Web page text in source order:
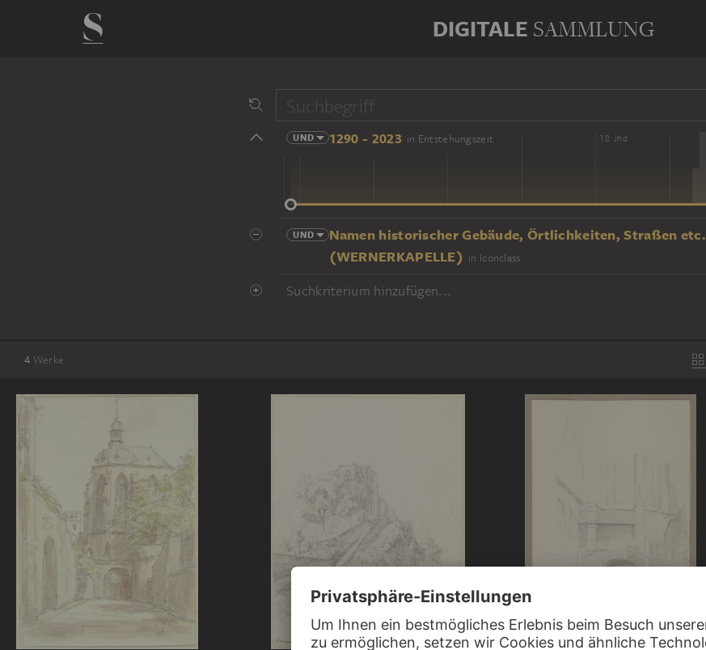
DIGITALE SAMMLUNG
UND 1290 - 2023 in Entstehungszeit
14 Jhd 16 Jhd 18 Jhd
UND
Namen historischer Gebäude, Örtlichkeiten, Straßen etc.
(WERNERKAPELLE) in Iconclass
Suchkriterium hinzufügen...
4 Werke